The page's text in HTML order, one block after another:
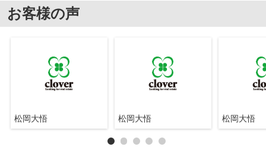
お客様の声
松岡大悟 松岡大悟 松岡大悟